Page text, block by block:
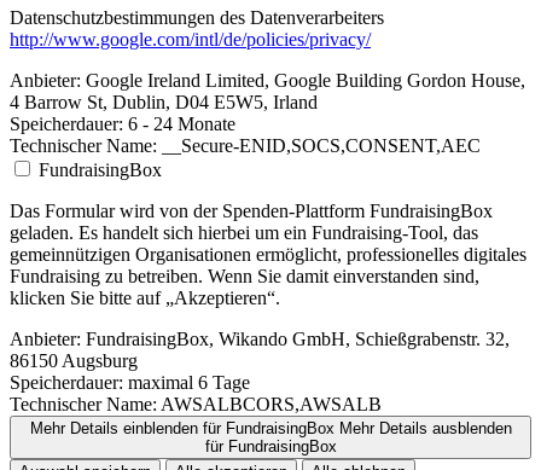
Datenschutzbestimmungen des Datenverarbeiters
http://www.google.com/intl/de/policies/privacy/
Anbieter: Google Ireland Limited, Google Building Gordon House,
4 Barrow St, Dublin, D04 E5W5, Irland
Speicherdauer: 6 - 24 Monate
Technischer Name: __Secure-ENID,SOCS,CONSENT,AEC
FundraisingBox
Das Formular wird von der Spenden-Plattform FundraisingBox
geladen. Es handelt sich hierbei um ein Fundraising-Tool, das
gemeinnützigen Organisationen ermöglicht, professionelles digitales
Fundraising zu betreiben. Wenn Sie damit einverstanden sind,
klicken Sie bitte auf „Akzeptieren“.
Anbieter: FundraisingBox, Wikando GmbH, Schießgrabenstr. 32,
86150 Augsburg
Speicherdauer: maximal 6 Tage
Technischer Name: AWSALBCORS,AWSALB
Mehr Details einblendenfür FundraisingBox Mehr Details ausblenden
für FundraisingBox